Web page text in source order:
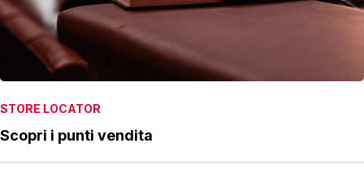
STORE LOCATOR
Scopri i punti vendita